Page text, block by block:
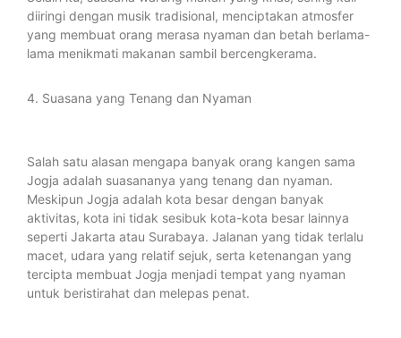
diiringi dengan musik tradisional, menciptakan atmosfer
yang membuat orang merasa nyaman dan betah berlama-
lama menikmati makanan sambil bercengkerama.
4. Suasana yang Tenang dan Nyaman
Salah satu alasan mengapa banyak orang kangen sama
Jogja adalah suasananya yang tenang dan nyaman.
Meskipun Jogja adalah kota besar dengan banyak
aktivitas, kota ini tidak sesibuk kota-kota besar lainnya
seperti Jakarta atau Surabaya. Jalanan yang tidak terlalu
macet, udara yang relatif sejuk, serta ketenangan yang
tercipta membuat Jogja menjadi tempat yang nyaman
untuk beristirahat dan melepas penat.